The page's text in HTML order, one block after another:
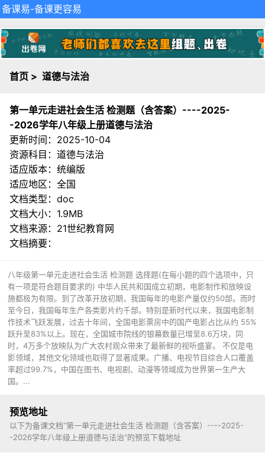
备课易-备课更容易
首页 > 道德与法治
第一单元走进社会生活 检测题（含答案）----2025-
-2026学年八年级上册道德与法治
更新时间：2025-10-04
资源科目：道德与法治
适应版本：统编版
适应地区：全国
文档类型：doc
文档大小：1.9MB
文档来源： 21世纪教育网
文档摘要：
八年级第一单元走进社会生活 检测题 选择题(在每小题的四个选项中，只
有一项是符合题目要求的) 中华人民共和国成立初期，电影制作和放映设
施都极为有限。到了改革开放初期，我国每年的电影产量仅约50部。而时
至今日，我国每年生产各类影片约千部。特别是新时代以来，我国电影制
作技术飞跃发展，过去十年间，全国电影票房中的国产电影占比从约 55%
跃升至83%以上。现在，全国城市院线的银幕数量已增至8.6万块，同
时，4万多个放映队为广大农村观众带来了最新鲜的视听盛宴。 不仅是电
影领域，其他文化领域也取得了显著成果。广播、电视节目综合人口覆盖
率超过99.7%，中国在图书、电视剧、动漫等领域成为世界第一生产大
国。...
预览地址
以下为备课文档“第一单元走进社会生活 检测题（含答案）----2025-
-2026学年八年级上册道德与法治”的预览下载地址